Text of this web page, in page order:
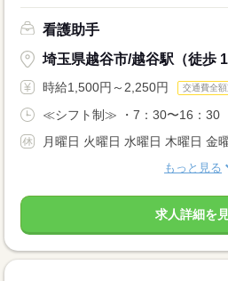
看護助手
埼玉県越谷市/越谷駅（徒歩
時給1,500円～2,250円 交通費全
≪シフト制≫ ・7：30〜16：30
月曜日 火曜日 水曜日 木曜日 金
もっと見る
求人詳細を